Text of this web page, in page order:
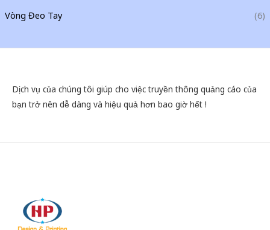
Vòng Đeo Tay
(6)
Dịch vụ của chúng tôi giúp cho việc truyền thông quảng cáo của
bạn trở nên dễ dàng và hiệu quả hơn bao giờ hết !